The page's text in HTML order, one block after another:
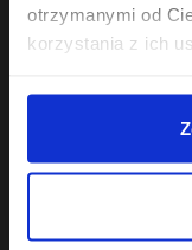
otrzymanymi od
korzystania z ich
Hair In Balance By
22,49 zł